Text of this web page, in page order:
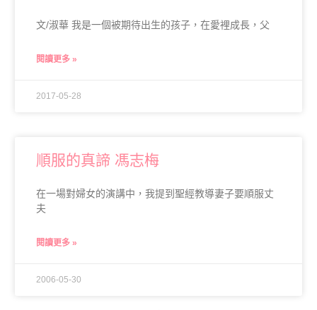
文/淑華 我是一個被期待出生的孩子，在愛裡成長，父
閱讀更多 »
2017-05-28
順服的真諦 馮志梅
在一場對婦女的演講中，我提到聖經教導妻子要順服丈
夫
閱讀更多 »
2006-05-30